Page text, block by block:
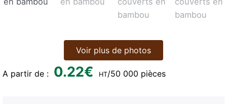
Voir plus de photos
A partir de : 0.22€ HT/50 000 pièces